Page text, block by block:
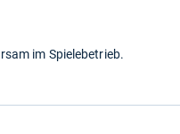
im Spielebetrieb.